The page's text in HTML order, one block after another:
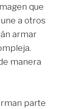
que
a otros
armar
manera
parte